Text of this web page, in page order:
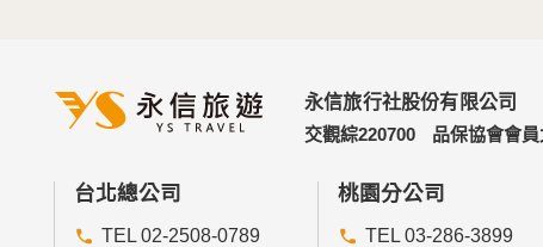
永信旅行社股份有限公司
交觀綜220700
品保協會會
台北總公司
TEL 02-2508-0789
桃園分公司
TEL 03-286-3899